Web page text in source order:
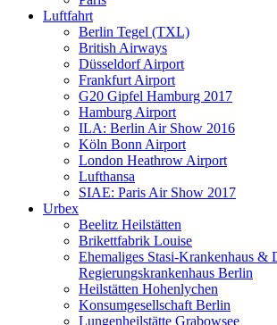
Luftfahrt
Berlin Tegel (TXL)
British Airways
Düsseldorf Airport
Frankfurt Airport
G20 Gipfel Hamburg 2017
Hamburg Airport
ILA: Berlin Air Show 2016
Köln Bonn Airport
London Heathrow Airport
Lufthansa
SIAE: Paris Air Show 2017
Urbex
Beelitz Heilstätten
Brikettfabrik Louise
Ehemaliges Stasi-Krankenhaus &
Regierungskrankenhaus Berlin
Heilstätten Hohenlychen
Konsumgesellschaft Berlin
Lungenheilstätte Grabowsee